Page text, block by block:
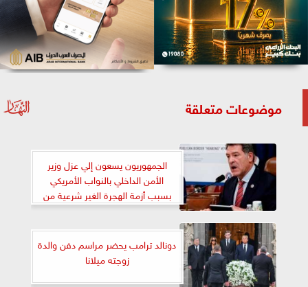
موضوعات متعلقة
الجمهوريون يسعون إلي عزل وزير
الأمن الداخلي بالنواب الأمريكي
بسبب أزمة الهجرة الغير شرعية من
المكسيك
دونالد ترامب يحضر مراسم دفن والدة
زوجته ميلانا